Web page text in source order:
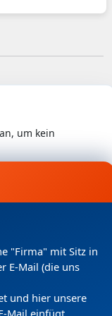
um kein
verarbeitet
"Firma" mit Sitz in
E-Mail (die uns
und hier unsere